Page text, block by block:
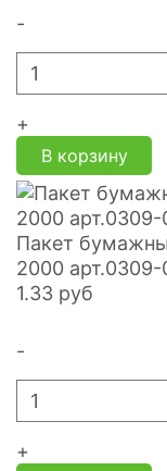
-
+
В корзину
Пакет
2000
1.33 руб
-
+